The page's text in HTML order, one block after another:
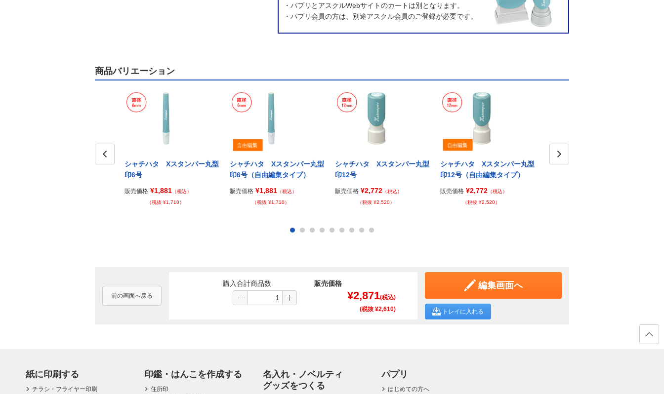
・パプリとアスクルWebサイトのカートは別となります。
・パプリ会員の方は、別途アスクル会員のご登録が必要です。
商品バリエーション
シャチハタ Xスタンパー丸型
印6号
販売価格 ¥1,881 （税込）
（税抜 ¥1,710）
シャチハタ Xスタンパー丸型
印6号（自由編集タイプ）
販売価格 ¥1,881 （税込）
（税抜 ¥1,710）
シャチハタ Xスタンパー丸型
印12号
販売価格 ¥2,772 （税込）
（税抜 ¥2,520）
シャチハタ Xスタンパー丸型
印12号（自由編集タイプ）
販売価格 ¥2,772 （税込）
（税抜 ¥2,520）
シャチハタ Xスタンパー丸型
前の画面へ戻る
購入合計商品数 販売価格
¥2,871(税込)
(税抜 ¥2,610)
編集画面へ
トレイに入れる
紙に印刷する
チラシ・フライヤー印刷
印鑑・はんこを作成する
住所印
名入れ・ノベルティ
グッズをつくる
パプリ
はじめての方へ